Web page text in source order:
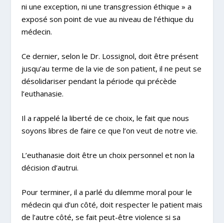
ni une exception, ni une transgression éthique » a
exposé son point de vue au niveau de l’éthique du
médecin.
Ce dernier, selon le Dr. Lossignol, doit être présent
jusqu’au terme de la vie de son patient, il ne peut se
désolidariser pendant la période qui précède
l’euthanasie.
Il a rappelé la liberté de ce choix, le fait que nous
soyons libres de faire ce que l’on veut de notre vie.
L’euthanasie doit être un choix personnel et non la
décision d’autrui.
Pour terminer, il a parlé du dilemme moral pour le
médecin qui d’un côté, doit respecter le patient mais
de l’autre côté, se fait peut-être violence si sa